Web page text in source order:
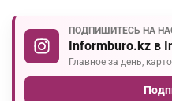
ПОДПИШИТЕСЬ НА
Informburo.kz в
Главное за день,